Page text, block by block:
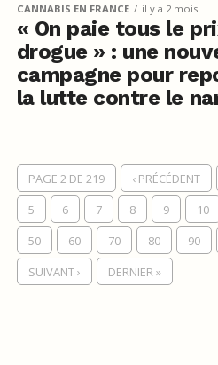
CANNABIS EN FRANCE il y a 2 mois
« On paie tous le
drogue » : une
campagne pour
la lutte contre le
PAGE 2 DE 219 ‹ PRÉCÉDENT
5
6 7 8 9 10
50
60 70 80 90
SUIVANT ›
DERNIER »